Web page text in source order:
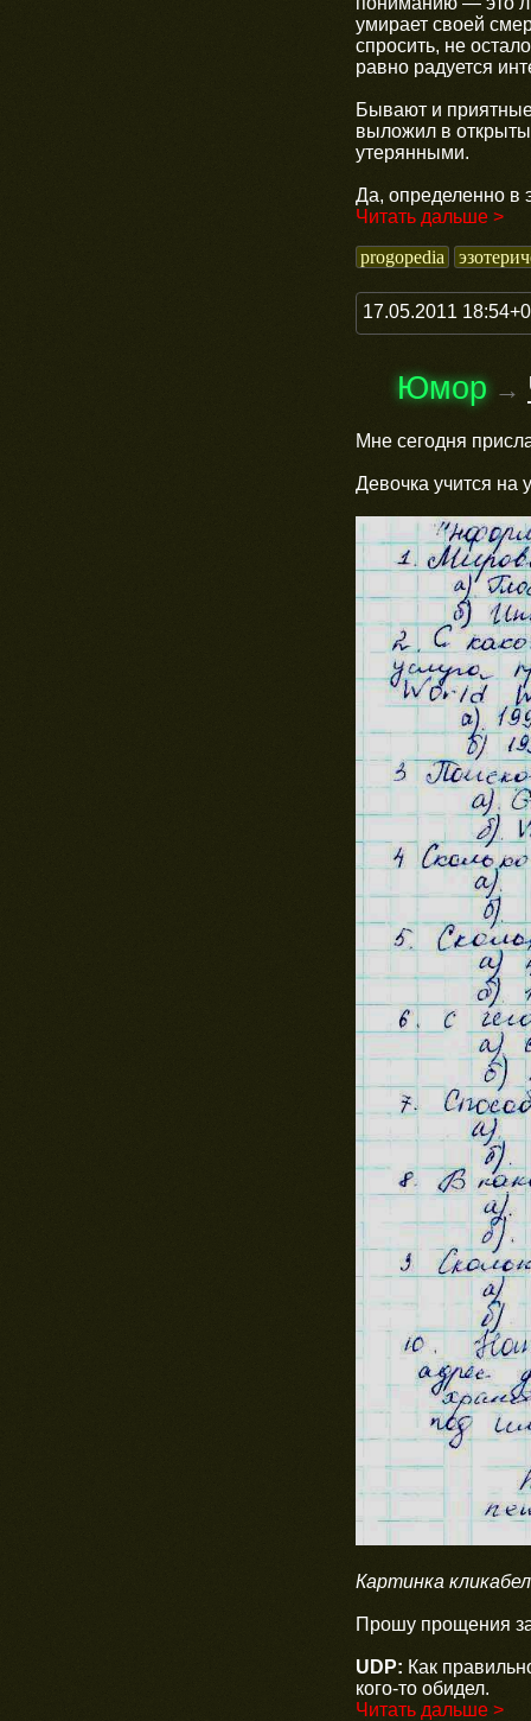
умирает своей
спросить, не
равно радуется
Бывают и
выложил в
утерянными.
Да, определенно в
Читать дальше >
progopedia
17.05.2011
Юмор →
Мне сегодня
Девочка учится на
Картинка
Прошу прощения
UDP: Как
кого-то обидел.
Читать дальше >